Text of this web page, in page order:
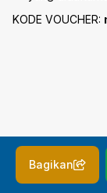
KODE VOUCHER:
Bagikan